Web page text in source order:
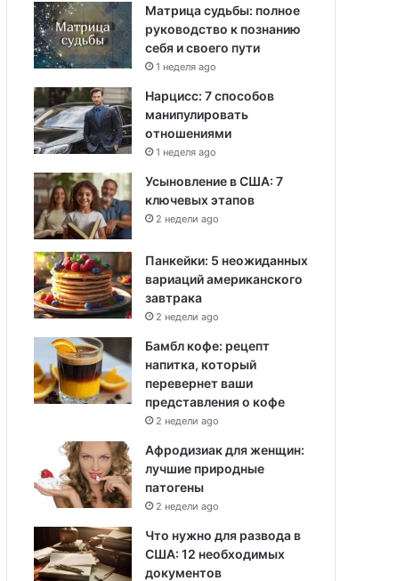
Матрица судьбы: полное
руководство к познанию
себя и своего пути
1 неделя ago
Нарцисс: 7 способов
манипулировать
отношениями
1 неделя ago
Усыновление в США: 7
ключевых этапов
2 недели ago
Панкейки: 5 неожиданных
вариаций американского
завтрака
2 недели ago
Бамбл кофе: рецепт
напитка, который
перевернет ваши
представления о кофе
2 недели ago
Афродизиак для женщин:
лучшие природные
патогены
2 недели ago
Что нужно для развода в
США: 12 необходимых
документов